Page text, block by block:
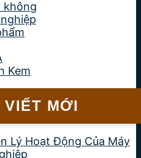
không
Kem
VIẾT MỚI
Lý Hoạt Động Của Máy